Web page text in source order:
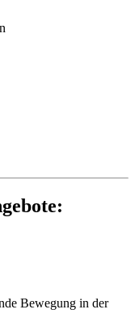
Bewegung in der